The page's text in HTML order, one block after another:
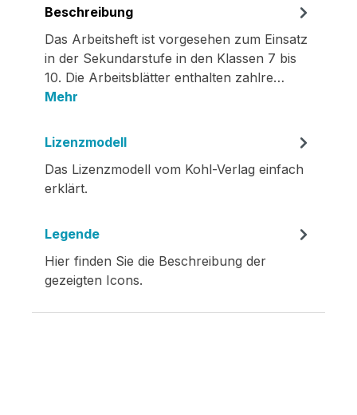
Beschreibung
Das Arbeitsheft ist vorgesehen zum Einsatz
in der Sekundarstufe in den Klassen 7 bis
10. Die Arbeitsblätter enthalten zahlre…
Mehr
Lizenzmodell
Das Lizenzmodell vom Kohl-Verlag einfach
erklärt.
Legende
Hier finden Sie die Beschreibung der
gezeigten Icons.